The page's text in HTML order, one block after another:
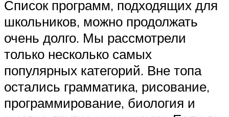
Список программ, подходящих для
школьников, можно продолжать
очень долго. Мы рассмотрели
только несколько самых
популярных категорий. Вне топа
остались грамматика, рисование,
программирование, биология и